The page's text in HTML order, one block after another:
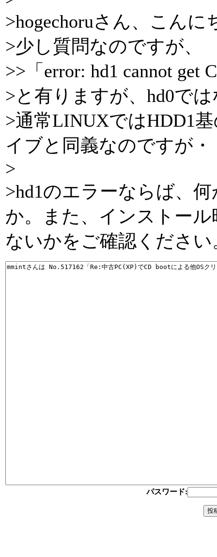
>hogechoruさん、こんに
>少し質問なのですが、
>>「error: hd1 cannot get
>と有りますが、hd0で
>通常LINUXではHDD1
イブと同義なのですが・
>
>hd1のエラーならば、
か。また、インストー
ないかをご確認ください
パスワード: